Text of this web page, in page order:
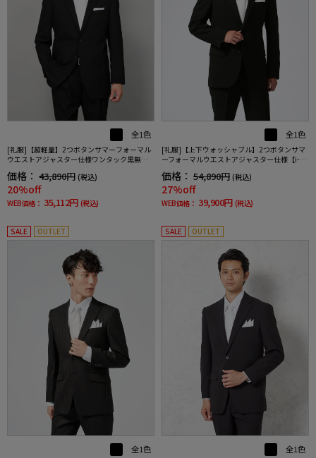
全1色
[礼服]【超軽量】2つボタンサマーフォーマル
ウエストアジャスター仕様ワンタック黒無地
リージェントハウス春夏礼服【定番】
価格： 43,890円 (税込)
20%off
WEB価格： 35,112円 (税込)
全1色
[礼服]【上下ウォッシャブル】2つボタンサマ
ーフォーマルウエストアジャスター仕様【i-Fo
rmalアイフォーマル】春夏礼服【定番】
価格： 54,890円 (税込)
27%off
WEB価格： 39,900円 (税込)
SALE OUTLET
全1色
SALE OUTLET
全1色